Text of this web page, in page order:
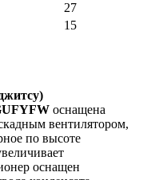
27
15
оснащена
вентилятором,
по высоте
оснащен